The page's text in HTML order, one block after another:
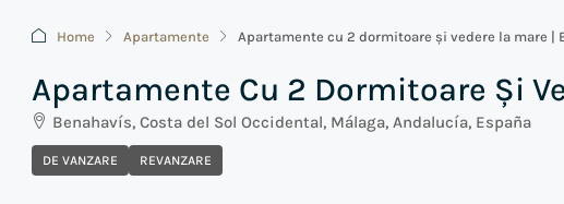
Home Apartamente Apartamente cu 2 dormitoare și vedere la mare |
Apartamente Cu 2 Dormitoare Și
Benahavís, Costa del Sol Occidental, Málaga, Andalucía, España
DE VANZARE REVANZARE